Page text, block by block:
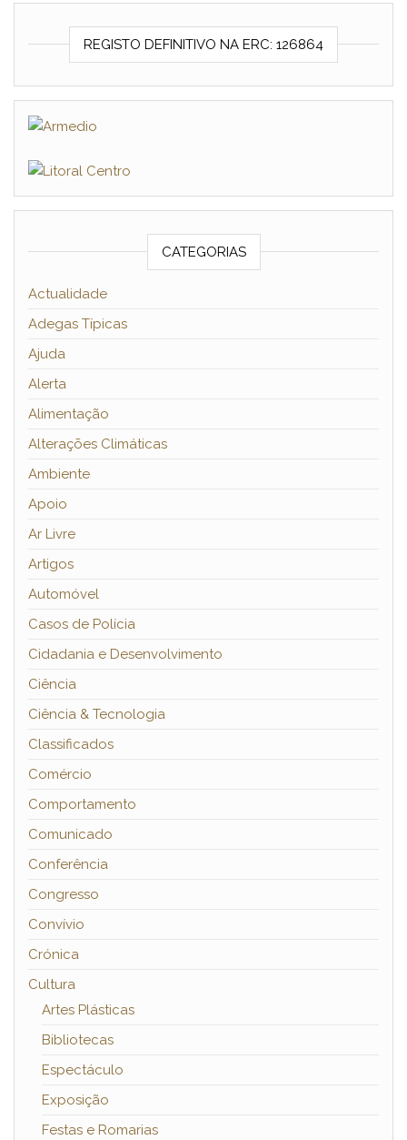
REGISTO DEFINITIVO NA ERC: 126864
CATEGORIAS
Actualidade
Adegas Típicas
Ajuda
Alerta
Alimentação
Alterações Climáticas
Ambiente
Apoio
Ar Livre
Artigos
Automóvel
Casos de Polícia
Cidadania e Desenvolvimento
Ciência
Ciência & Tecnologia
Classificados
Comércio
Comportamento
Comunicado
Conferência
Congresso
Convívio
Crónica
Cultura
Artes Plásticas
Bibliotecas
Espectáculo
Exposição
Festas e Romarias